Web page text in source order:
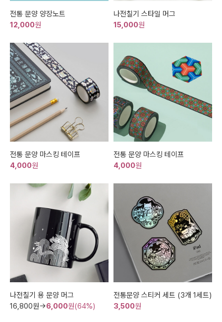
전통 문양 양장노트
12,000원
나전칠기 스타일 머그
15,000원
전통 문양 마스킹 테이프
4,000원
전통 문양 마스킹 테이프
4,000원
나전칠기 용 문양 머그
16,800원→6,000원(64%)
전통문양 스티커 세트 (3개 1세트)
3,500원